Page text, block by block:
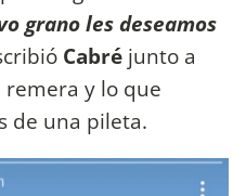
grano les deseamos
Cabré junto a
y lo que
de una pileta.